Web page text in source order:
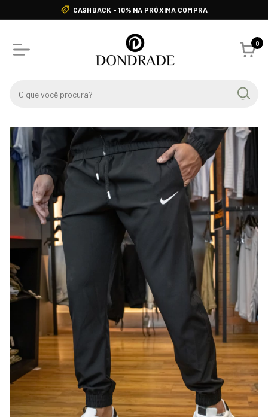
CASHBACK - 10% NA PRÓXIMA COMPRA
0